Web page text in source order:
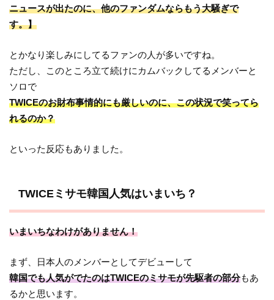
ニュースが出たのに、他のファンダムならもう大騒ぎで
す。】
とかなり楽しみにしてるファンの人が多いですね。
ただし、このところ立て続けにカムバックしてるメンバーと
ソロで
TWICEのお財布事情的にも厳しいのに、この状況で笑ってら
れるのか？
といった反応もありました。
TWICEミサモ韓国人気はいまいち？
いまいちなわけがありません！
まず、日本人のメンバーとしてデビューして
韓国でも人気がでたのはTWICEのミサモが先駆者の部分もあ
るかと思います。